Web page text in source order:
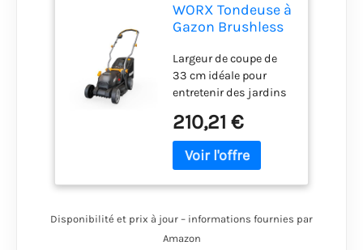
WORX Tondeuse à
Gazon Brushless
WG733E
Largeur de coupe de
33 cm idéale pour
entretenir des jardins
Moteur brushless
offrant 25 % de
puissance en plus et
puissance selon la
210,21 €
Disponibilité et prix à jour – informations fournies par
Amazon